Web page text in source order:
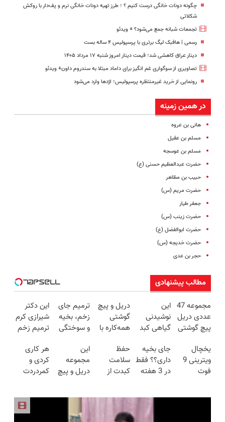
چگونه دونات خانگی درست کنیم ؟ ؛ طرز تهیه دونات خانگی نرم و پف‌دار با روکش
شکلاتی
تجمعات شبانه جمع می‌شود؟ + ویدئو
رسمی | هافبک لیگ برتری با پرسپولیس ۴ ساله بست
دینار عراق کاهشی شد؛ قیمت دینار امروز شنبه ۱۷ مرداد ۱۴۰۵
تصاویری از سوگواری غم انگیز برای داماد مبتلا به سندروم داون+ ویدئو
رونمایی از خرید غیرمنتظره پرسپولیس؛ اژدها وارد می‌شود
در همین زمینه
هانی بن عروه
مسلم بن عقیل
مسلم بن عوسجه
حضرت عبدالعظیم حسنی (ع)
حبیب بن مظاهر
حضرت مریم (س)
جعفر طیار
حضرت زینب (س)
حضرت ابوالفضل (ع)
حضرت خدیجه (س)
حجر بن عدی
مطالب پیشنهادی
مجموعه 47
عددی دریل
پیچ گوشتی
(تخفیف به
مدت
محدود)
این
نوشیدنی
گیاهی کبد
زدایی می
کند (با
ضمانت
دریل و پیچ
گوشتی
همه‌کاره با
هوشمند ⚙️
(نصف
قیمت بازار
ترمیم جای
زخم، بخیه
و سوختگی
هفته!!😍
این دکتر
شیرازی کرم
ترمیم زخم
ساخت!!!
یخچال
ویترینی 9
فوت
جای بخیه
داری؟؟ فقط
در 3 هفته
حفظ
سلامت
کبدت از
این
مجموعه
دریل و پیچ
بخر!😉
هر کاری
کردی و
کمردردت
پرسشنامه و
دریافت راه